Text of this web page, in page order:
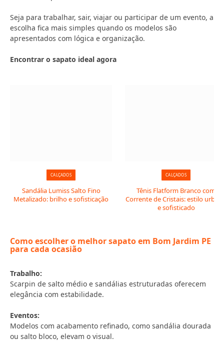
Seja para trabalhar, sair, viajar ou participar de um evento, a
escolha fica mais simples quando os modelos são
apresentados com lógica e organização.
Encontrar o sapato ideal agora
CALÇADOS
Sandália Lumiss Salto Fino
Metalizado: brilho e sofisticação
CALÇADOS
Tênis Flatform Branco com
Corrente de Cristais: estilo
e sofisticado
Como escolher o melhor sapato em Bom Jardim PE
para cada ocasião
Trabalho:
Scarpin de salto médio e sandálias estruturadas oferecem
elegância com estabilidade.
Eventos:
Modelos com acabamento refinado, como sandália dourada
ou salto bloco, elevam o visual.